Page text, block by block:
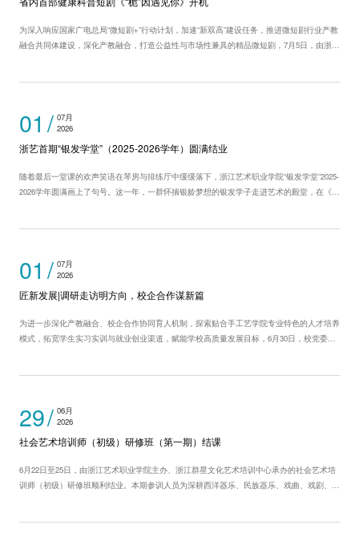
为深入响应国家广电总局“微短剧+”行动计划，加速“新双高”建设任务，推进微短剧行业产教
融合共同体建设，深化产教融合，打造公益性与市场性兼具的精品微短剧，7月5日，由浙江
01
07月
2026
浙艺首期“银发学堂”（2025-2026学年）圆满结业
随着最后一堂课的欢声笑语在琴房与排练厅中缓缓落下，浙江艺术职业学院“银发学堂”2025-
2026学年圆满画上了句号。这一年，一群怀揣银龄梦想的银发学子走进艺术的殿堂，在《摄
01
07月
2026
匠新发展|调研走访明方向，校企合作谋新篇
为进一步深化产教融合、校企合作协同育人机制，探索贴合手工艺学院专业特色的人才培养
模式，拓宽学生实习实训与就业创业渠道，赋能学校高质量发展目标，6月30日，校党委委
29
06月
2026
社会艺术培训师（初级）研修班（第一期）结课
6月22日至25日，由浙江艺术职业学院主办、浙江群星文化艺术培训中心承办的社会艺术培
训师（初级）研修班顺利结业。本期参训人员为深耕西洋器乐、民族器乐、戏曲、戏剧、摄